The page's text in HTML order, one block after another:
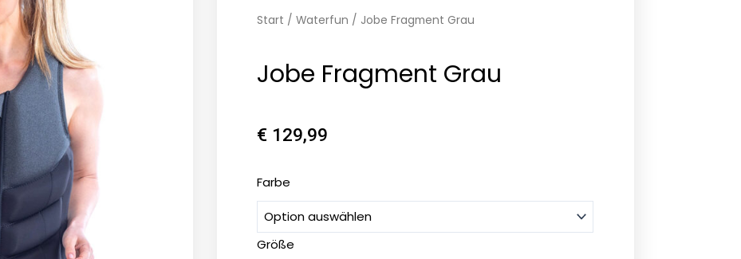
Start / Waterfun / Jobe Fragment Grau
Jobe Fragment Grau
€ 129,99
Farbe
Größe
Jobe
Fragment
Grau
Menge